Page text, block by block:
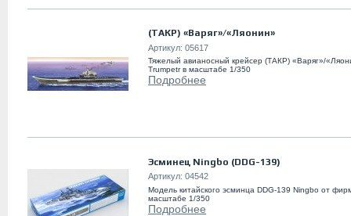
(ТАКР) «Варяг»/«Ляонин»
Артикул: 05617
Тяжелый авианосный крейсер (ТАКР) «Варяг»/
Trumpetr в масштабе 1/350
Подробнее
Эсминец Ningbo (DDG-139)
Артикул: 04542
Модель китайского эсминца DDG-139 Ningbo от
масштабе 1/350
Подробнее